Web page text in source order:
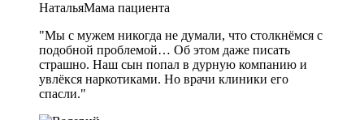
НатальяМама пациента
"Мы с мужем никогда не думали, что столкнёмся с
подобной проблемой… Об этом даже писать
страшно. Наш сын попал в дурную компанию и
увлёкся наркотиками. Но врачи клиники его
спасли."